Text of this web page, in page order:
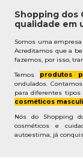
Shopping dos
qualidade em
Somos uma
Acreditamos que a
fazemos, por isso,
Temos produtos
ondulados.
para diferentes tipos
cosméticos
Nós do Shopping
cosméticos e
autoestima, já